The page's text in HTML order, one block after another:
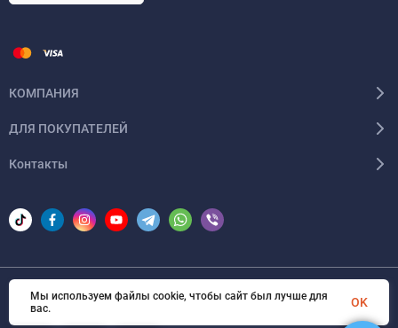
КОМПАНИЯ
ДЛЯ ПОКУПАТЕЛЕЙ
Контакты
© 2026 Areon-ua. Все права защищены
Мы используем файлы cookie, чтобы сайт был лучше для
вас.
OK